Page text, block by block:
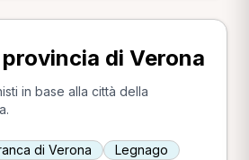
di Verona
in base alla città della
di Verona
Legnago